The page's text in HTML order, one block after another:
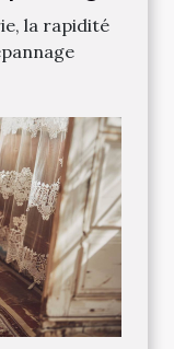
la rapidité